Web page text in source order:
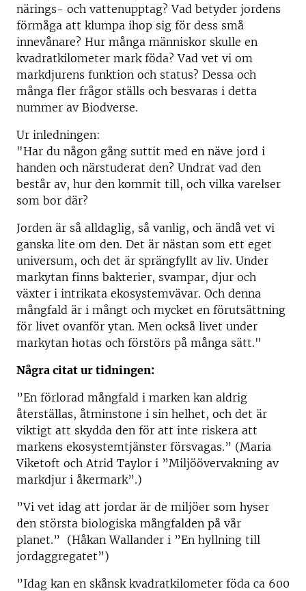
närings- och vattenupptag? Vad betyder jordens
förmåga att klumpa ihop sig för dess små
innevånare? Hur många människor skulle en
kvadratkilometer mark föda? Vad vet vi om
markdjurens funktion och status? Dessa och
många fler frågor ställs och besvaras i detta
nummer av Biodverse.
Ur inledningen:
"Har du någon gång suttit med en näve jord i
handen och närstuderat den? Undrat vad den
består av, hur den kommit till, och vilka varelser
som bor där?
Jorden är så alldaglig, så vanlig, och ändå vet vi
ganska lite om den. Det är nästan som ett eget
universum, och det är sprängfyllt av liv. Under
markytan finns bakterier, svampar, djur och
växter i intrikata ekosystemvävar. Och denna
mångfald är i mångt och mycket en förutsättning
för livet ovanför ytan. Men också livet under
markytan hotas och förstörs på många sätt."
Några citat ur tidningen:
”En förlorad mångfald i marken kan aldrig
återställas, åtminstone i sin helhet, och det är
viktigt att skydda den för att inte riskera att
markens ekosystemtjänster försvagas.” (Maria
Viketoft och Atrid Taylor i ”Miljöövervakning av
markdjur i åkermark”.)
”Vi vet idag att jordar är de miljöer som hyser
den största biologiska mångfalden på vår
planet.” (Håkan Wallander i ”En hyllning till
jordaggregatet”)
”Idag kan en skånsk kvadratkilometer föda ca 600